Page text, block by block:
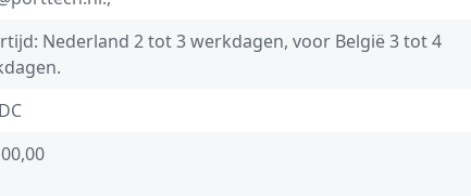
Nederland 2 tot 3 werkdagen, voor België 3 tot 4